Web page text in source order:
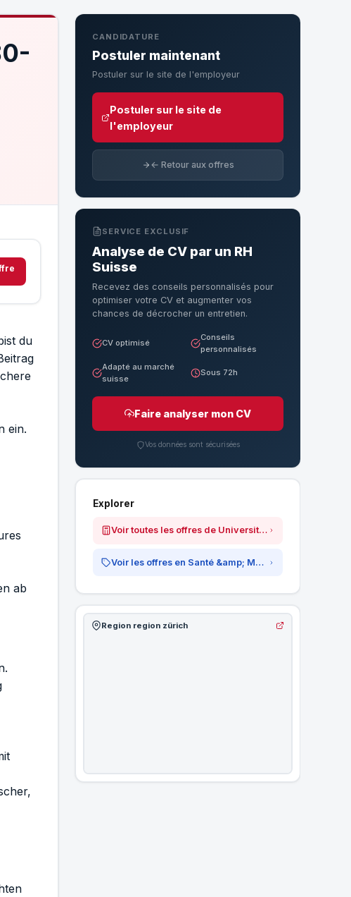
du
ein.
ab
CANDIDATURE
Postuler maintenant
Postuler sur le site de l'employeur
Postuler sur le site de
l'employeur
← Retour aux offres
SERVICE EXCLUSIF
Analyse de CV par un RH
Suisse
Recevez des conseils personnalisés pour
optimiser votre CV et augmenter vos
chances de décrocher un entretien.
CV optimisé
Conseils
personnalisés
Adapté au marché
suisse
Sous 72h
Faire analyser mon CV
Vos données sont sécurisées
Explorer
Voir toutes les offres de Universitätsspital Zürich
Voir les offres en Santé &amp; Médical
Region region zürich